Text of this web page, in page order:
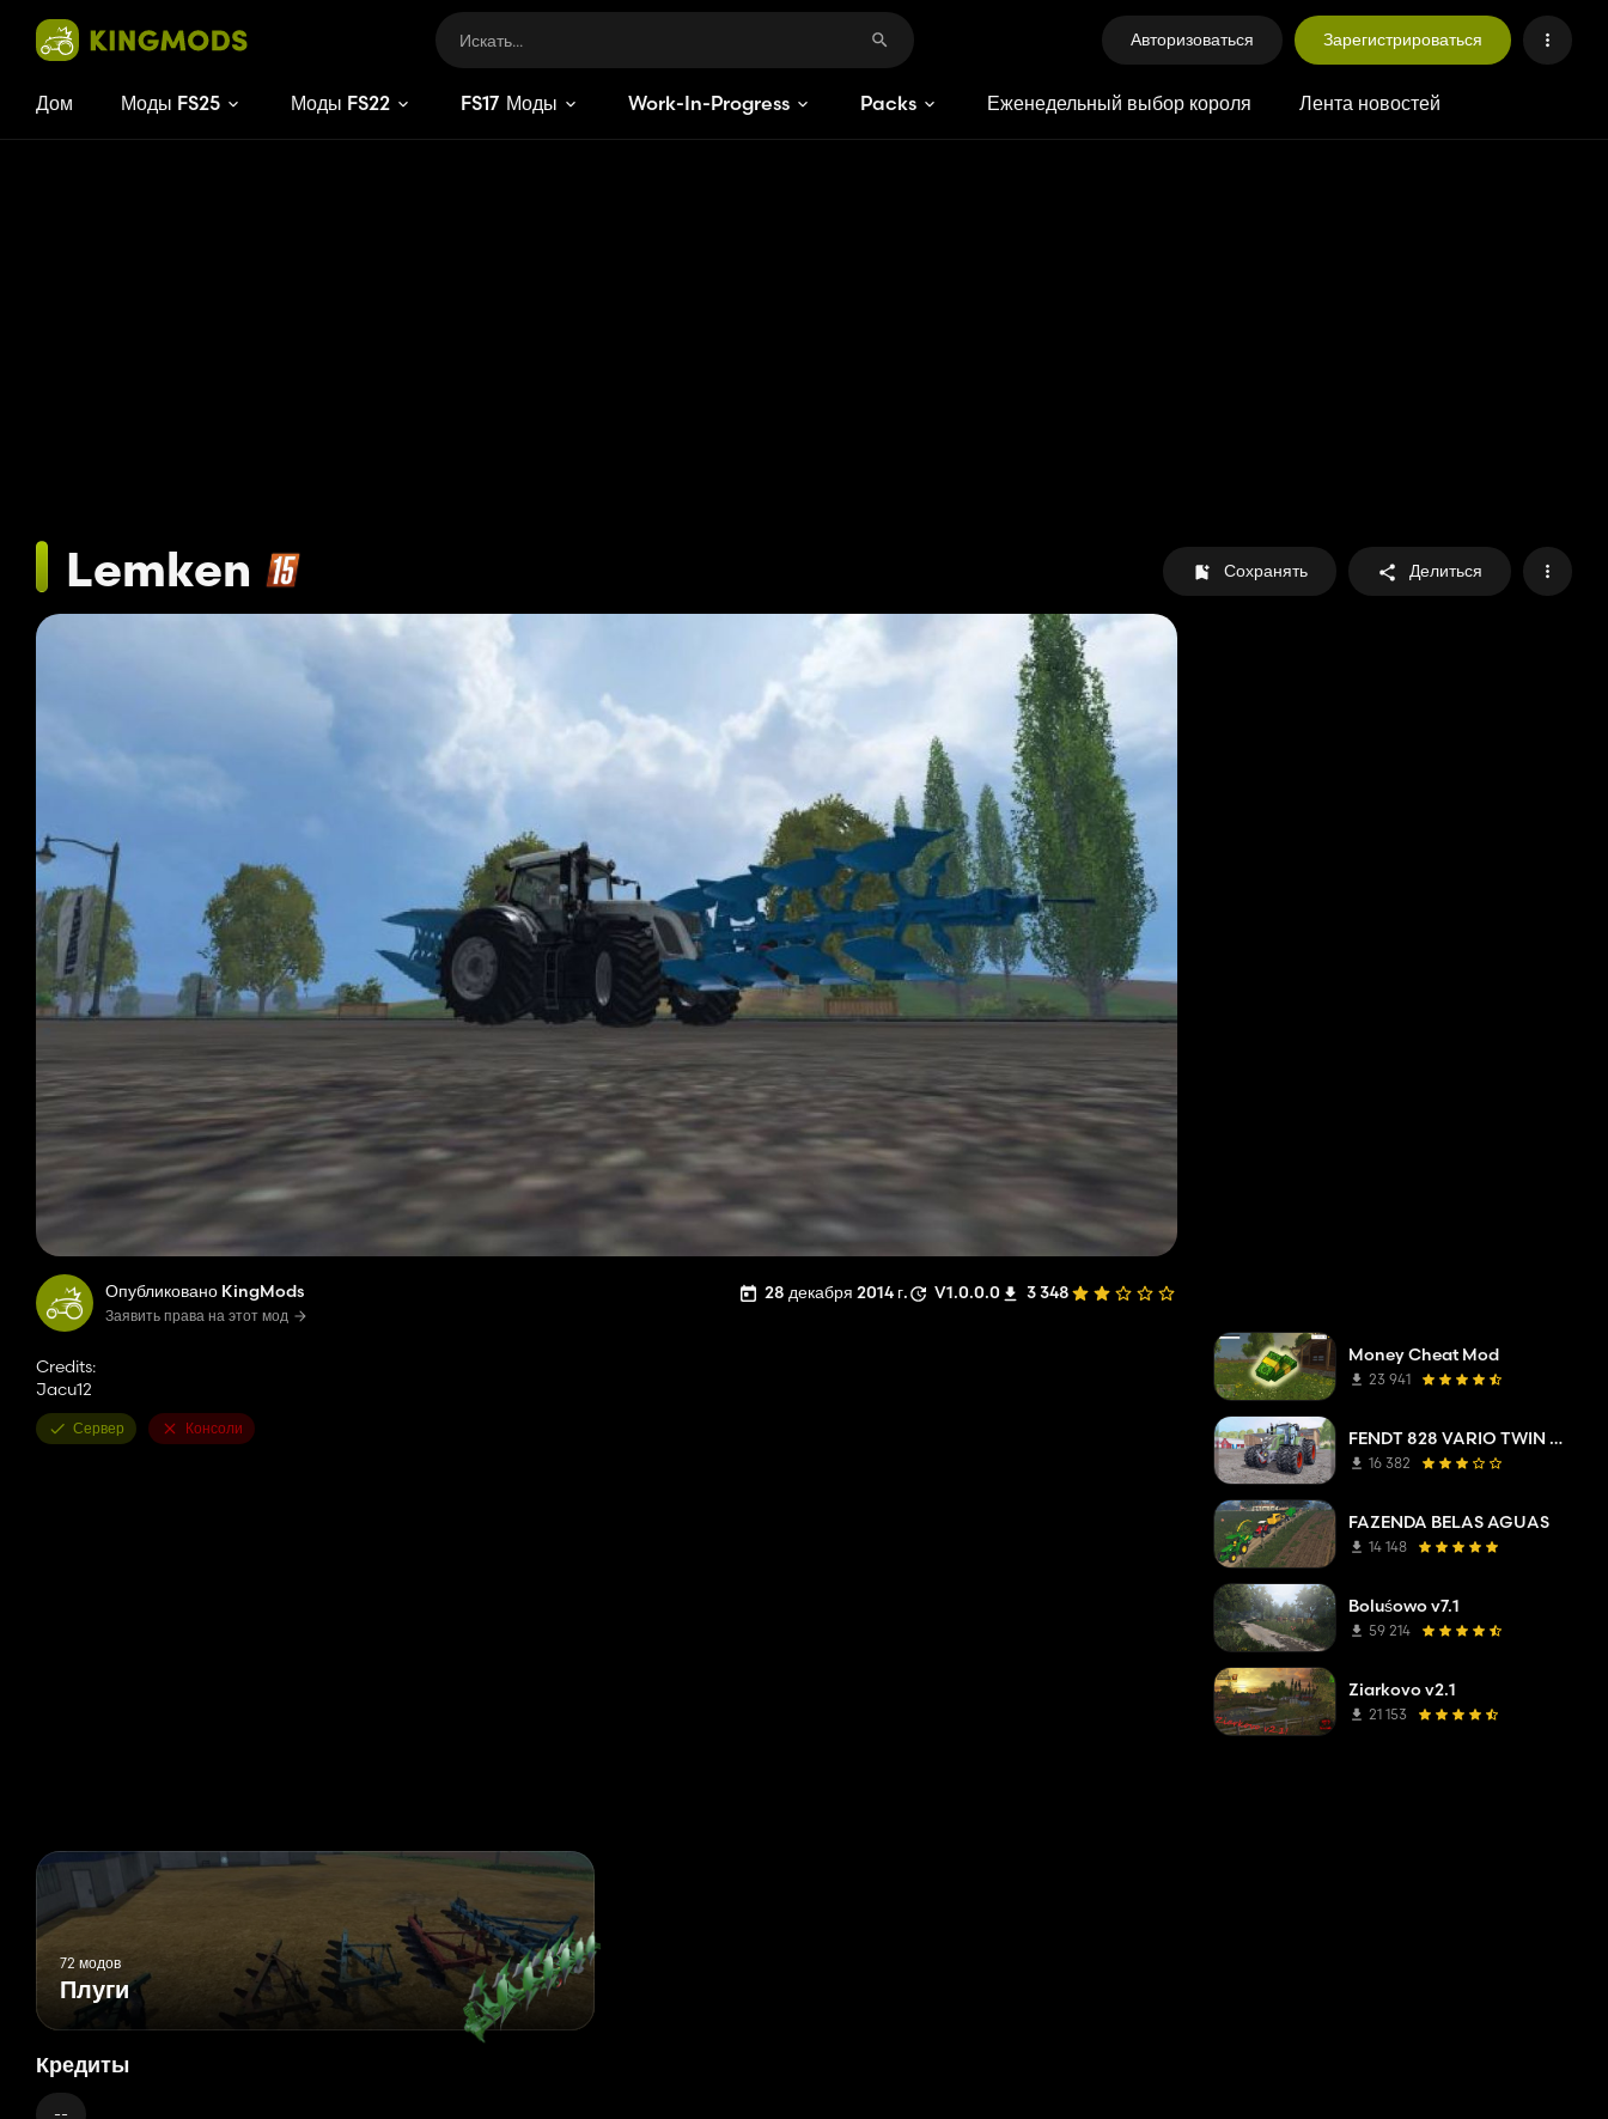
Авторизоваться Зарегистрироваться
Дом Моды FS25 Моды FS22 FS17 Моды Work-In-Progress Packs Еженедельный выбор короля Лента новостей
Lemken Сохранять Делиться
Опубликовано KingMods
Заявить права на этот мод
28 декабря 2014 г. V1.0.0.0 3 348
Credits:
Jacu12
Сервер Консоли
72 модов
Плуги
Кредиты
--
Money Cheat Mod
23 941
FENDT 828 VARIO TWIN WHEELS
16 382
FAZENDA BELAS AGUAS
14 148
Boluśowo v7.1
59 214
Ziarkovo v2.1
21 153